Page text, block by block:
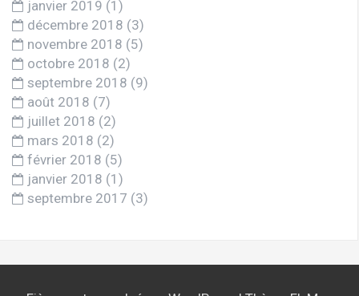
janvier 2019 (1)
décembre 2018 (3)
novembre 2018 (5)
octobre 2018 (2)
septembre 2018 (9)
août 2018 (7)
juillet 2018 (2)
mars 2018 (2)
février 2018 (5)
janvier 2018 (1)
septembre 2017 (3)